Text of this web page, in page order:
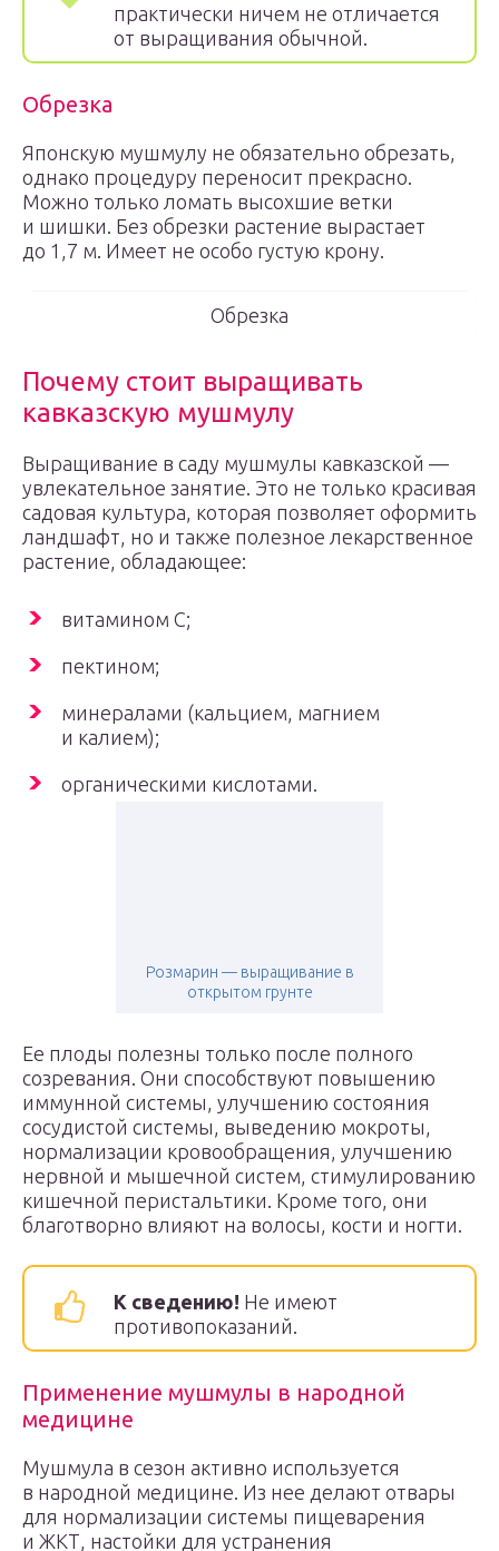
практически ничем не отличается
от выращивания обычной.
Обрезка
Японскую мушмулу не обязательно обрезать,
однако процедуру переносит прекрасно.
Можно только ломать высохшие ветки
и шишки. Без обрезки растение вырастает
до 1,7 м. Имеет не особо густую крону.
Обрезка
Почему стоит выращивать
кавказскую мушмулу
Выращивание в саду мушмулы кавказской —
увлекательное занятие. Это не только красивая
садовая культура, которая позволяет оформить
ландшафт, но и также полезное лекарственное
растение, обладающее:
витамином С;
пектином;
минералами (кальцием, магнием
и калием);
органическими кислотами.
Розмарин — выращивание в
открытом грунте
Ее плоды полезны только после полного
созревания. Они способствуют повышению
иммунной системы, улучшению состояния
сосудистой системы, выведению мокроты,
нормализации кровообращения, улучшению
нервной и мышечной систем, стимулированию
кишечной перистальтики. Кроме того, они
благотворно влияют на волосы, кости и ногти.
К сведению! Не имеют
противопоказаний.
Применение мушмулы в народной
медицине
Мушмула в сезон активно используется
в народной медицине. Из нее делают отвары
для нормализации системы пищеварения
и ЖКТ, настойки для устранения